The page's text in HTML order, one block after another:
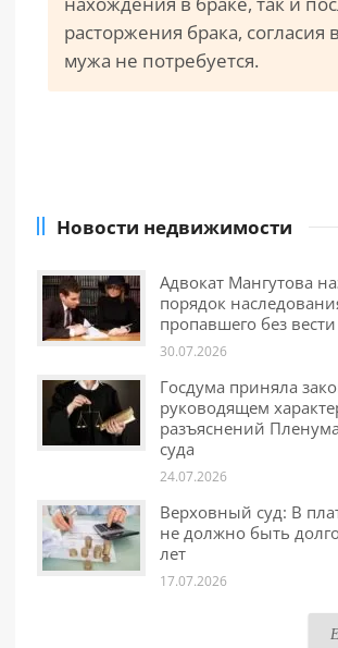
расторжения брака, согласия
мужа не потребуется.
Новости недвижимости
Адвокат Мангутова
порядок
пропавшего без вести
30.07.2026
Госдума приняла
руководящем
разъяснений
суда
24.07.2026
Верховный суд: В
не должно быть
лет
17.07.2026